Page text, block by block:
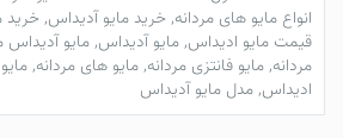
انواع مایو های مردانه, خرید مایو آدیداس, خرید
قیمت مایو ادیداس,مایو آدیداس,مایو آدیداس
مردانه,مایو فانتزی مردانه,مایو های مردانه,
ادیداس,مدل مایو آدیداس